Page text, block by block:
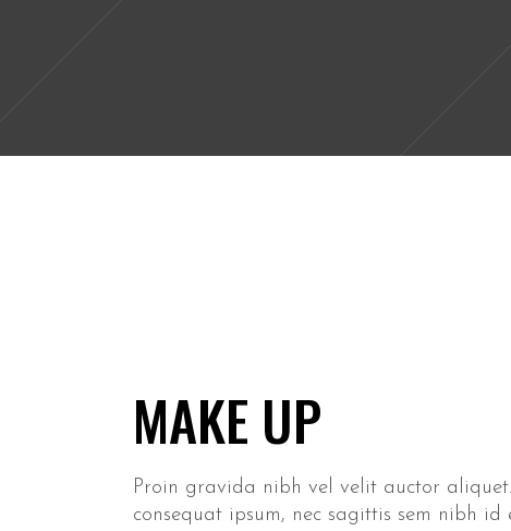
MAKE UP
Proin gravida nibh vel velit auctor
consequat ipsum, nec sagittis sem nibh